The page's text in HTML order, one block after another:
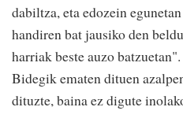
dabiltza, eta edozein
handiren bat jausiko den
harriak beste auzo
Bidegik ematen dituen
dituzte, baina ez digute